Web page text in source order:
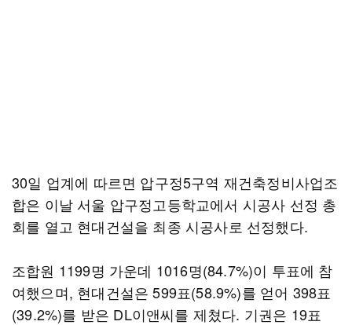
30일 업계에 따르면 압구정5구역 재건축정비사업조
합은 이날 서울 압구정고등학교에서 시공사 선정 총
회를 열고 현대건설을 최종 시공사로 선정했다.
조합원 1199명 가운데 1016명(84.7%)이 투표에 참
여했으며, 현대건설은 599표(58.9%)를 얻어 398표
(39.2%)를 받은 DL이앤씨를 제쳤다. 기권은 19표